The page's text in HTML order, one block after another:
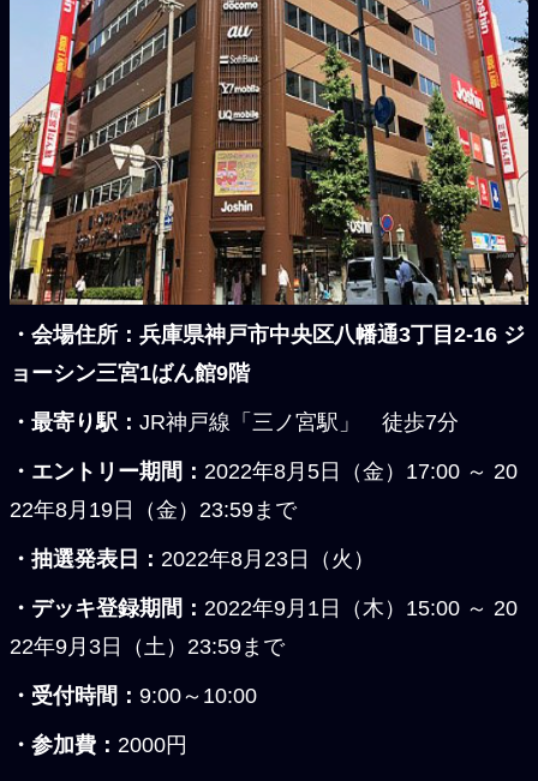
・会場住所：兵庫県神戸市中央区八幡通3丁目2-16 ジ
ョーシン三宮1ばん館9階
・最寄り駅： JR神戸線「三ノ宮駅」 徒歩7分
・エントリー期間： 2022年8月5日（金）17:00 ～ 20
22年8月19日（金）23:59まで
・抽選発表日： 2022年8月23日（火）
・デッキ登録期間： 2022年9月1日（木）15:00 ～ 20
22年9月3日（土）23:59まで
・受付時間： 9:00～10:00
・参加費： 2000円